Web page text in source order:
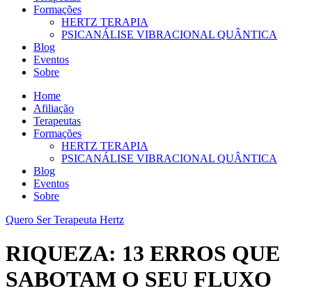
Formações
HERTZ TERAPIA
PSICANÁLISE VIBRACIONAL QUÂNTICA
Blog
Eventos
Sobre
Home
Afiliação
Terapeutas
Formações
HERTZ TERAPIA
PSICANÁLISE VIBRACIONAL QUÂNTICA
Blog
Eventos
Sobre
Quero Ser Terapeuta Hertz
RIQUEZA: 13 ERROS QUE
SABOTAM O SEU FLUXO